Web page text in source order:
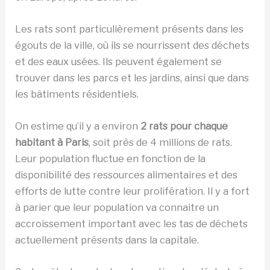
Les rats sont particulièrement présents dans les
égouts de la ville, où ils se nourrissent des déchets
et des eaux usées. Ils peuvent également se
trouver dans les parcs et les jardins, ainsi que dans
les bâtiments résidentiels.
On estime qu’il y a environ 2 rats pour chaque
habitant à Paris, soit près de 4 millions de rats.
Leur population fluctue en fonction de la
disponibilité des ressources alimentaires et des
efforts de lutte contre leur prolifération. Il y a fort
à parier que leur population va connaitre un
accroissement important avec les tas de déchets
actuellement présents dans la capitale.